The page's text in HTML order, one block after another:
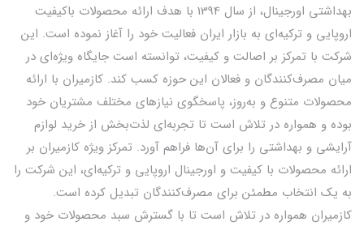
بهداشتی اورجینال، از سال 1394 با هدف ارائه محصولات باکیفیت
اروپایی و ترکیه‌ای به بازار ایران فعالیت خود را آغاز نموده است. این
شرکت با تمرکز بر اصالت و کیفیت، توانسته است جایگاه ویژه‌ای در
میان مصرف‌کنندگان و فعالان این حوزه کسب کند. کازمیران با ارائه
محصولات متنوع و به‌روز، پاسخگوی نیازهای مختلف مشتریان خود
بوده و همواره در تلاش است تا تجربه‌ای لذت‌بخش از خرید لوازم
آرایشی و بهداشتی را برای آن‌ها فراهم آورد. تمرکز ویژه کازمیران بر
ارائه محصولات با کیفیت و اورجینال اروپایی و ترکیه‌ای، این شرکت را
به یک انتخاب مطمئن برای مصرف‌کنندگان تبدیل کرده است.
کازمیران همواره در تلاش است تا با گسترش سبد محصولات خود و